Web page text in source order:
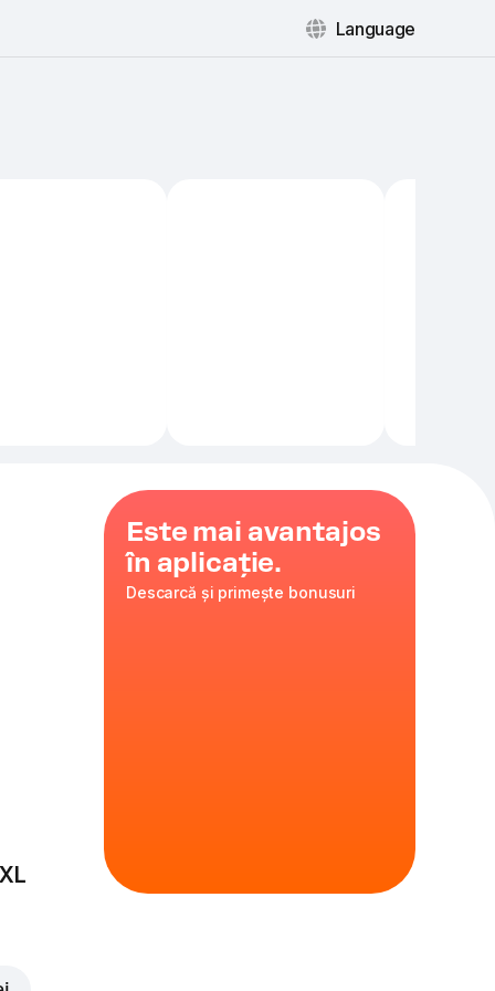
Language
Este mai avantajos
în aplicație.
Descarcă și primește bonusuri